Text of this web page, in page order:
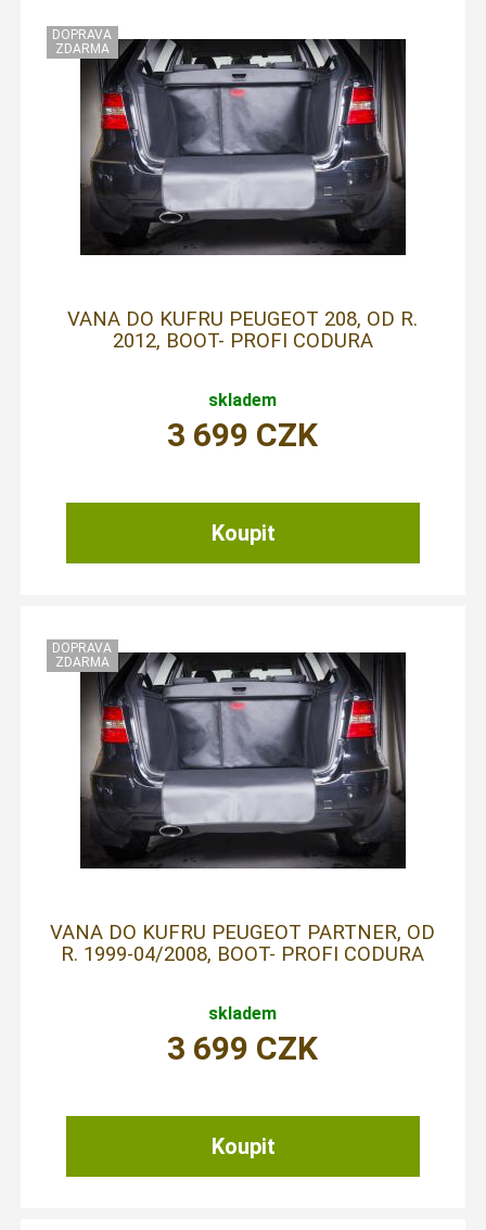
VANA DO KUFRU PEUGEOT 208, OD R.
2012, BOOT- PROFI CODURA
skladem
3 699 CZK
VANA DO KUFRU PEUGEOT PARTNER, OD
R. 1999-04/2008, BOOT- PROFI CODURA
skladem
3 699 CZK